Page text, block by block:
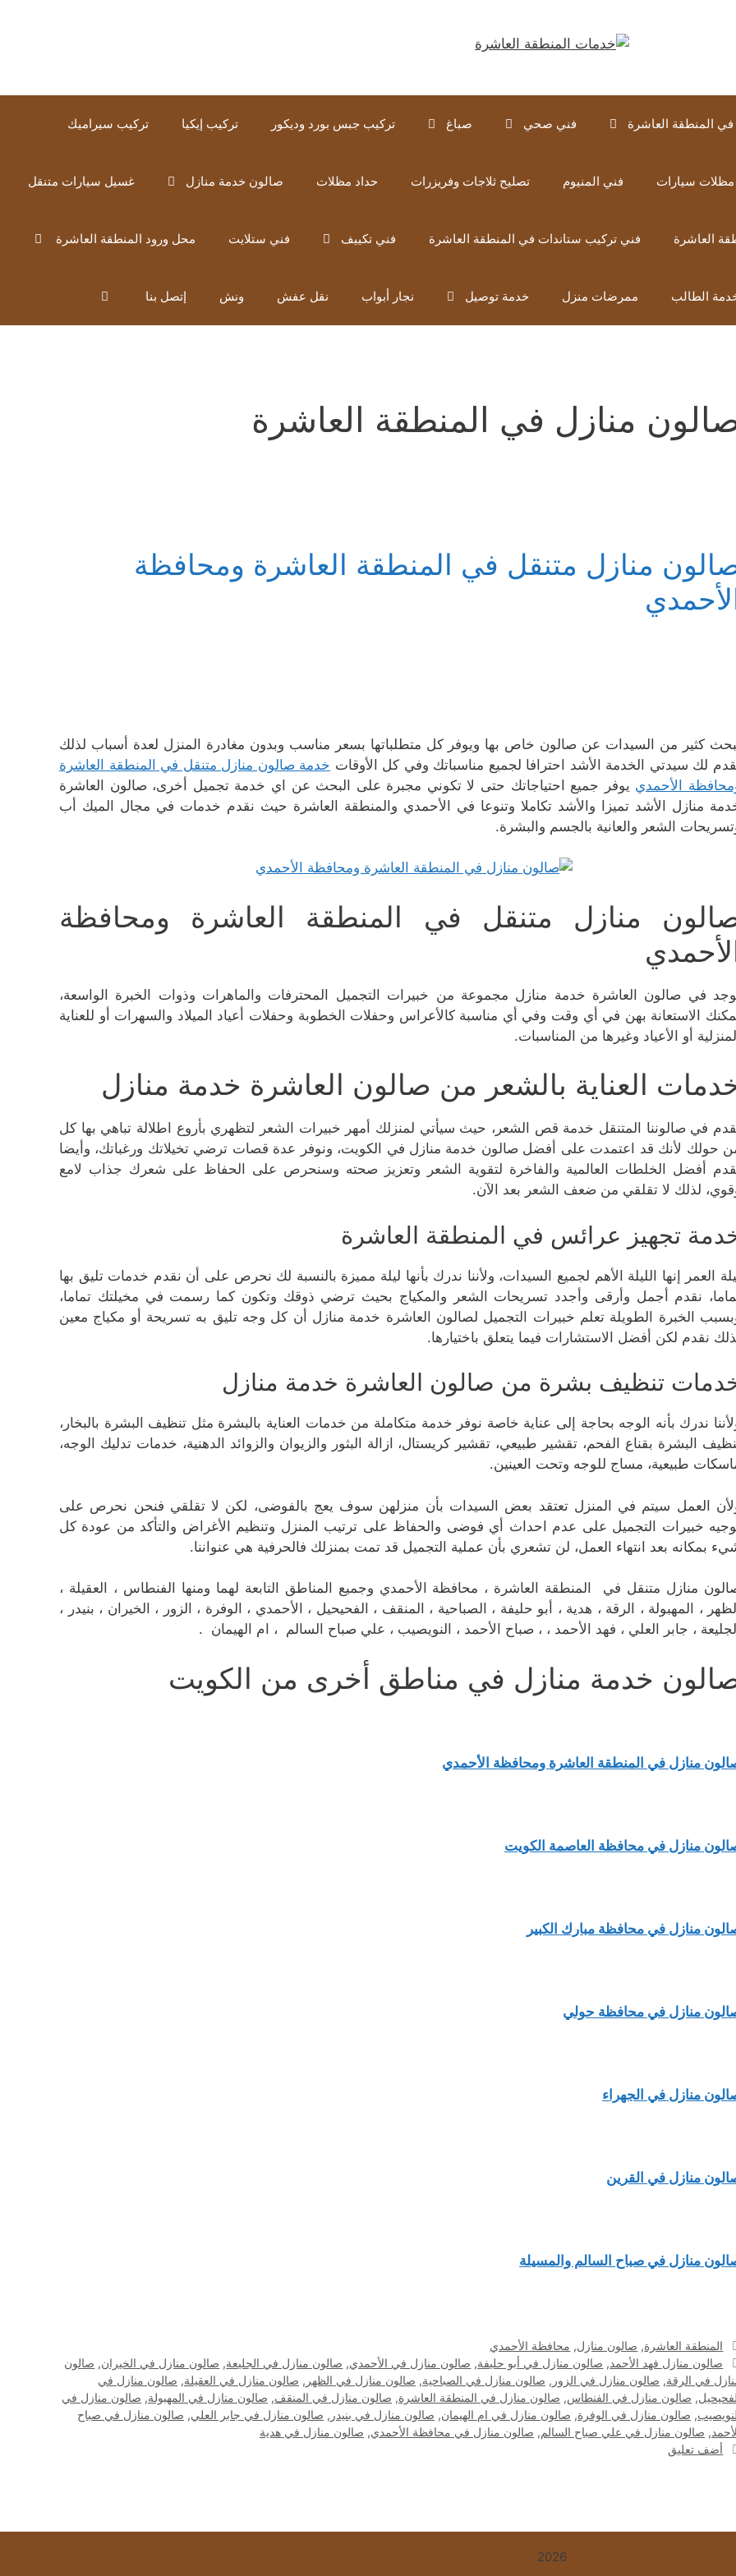
المنطقة العاشرة فني صحي صباغ تركيب جبس بورد وديكور تركيب إيكيا تركيب سيراميك
سيارات فني المنيوم تصليح ثلاجات وفريزرات حداد مظلات صالون خدمة منازل غسيل سيارات متنقل
العاشرة فني تركيب ستاندات في المنطقة العاشرة فني تكييف فني ستلايت محل ورود المنطقة العاشرة
الطالب ممرضات منزل خدمة توصيل نجار أبواب نقل عفش ونش إتصل بنا
منازل في المنطقة العاشرة
منازل متنقل في المنطقة العاشرة ومحافظة
كثير من السيدات عن صالون خاص بها ويوفر كل متطلباتها بسعر مناسب وبدون مغادرة المنزل لعدة أسباب لذلك
لك سيدتي الخدمة الأشد احترافا لجميع مناسباتك وفي كل الأوقات خدمة صالون منازل متنقل في المنطقة العاشرة
الأحمدي يوفر جميع احتياجاتك حتى لا تكوني مجبرة على البحث عن اي خدمة تجميل أخرى، صالون العاشرة
منازل الأشد تميزا والأشد تكاملا وتنوعا في الأحمدي والمنطقة العاشرة حيث نقدم خدمات في مجال الميك أب
الشعر والعانية بالجسم والبشرة.
منازل متنقل في المنطقة العاشرة ومحافظة
في صالون العاشرة خدمة منازل مجموعة من خبيرات التجميل المحترفات والماهرات وذوات الخبرة الواسعة،
الاستعانة بهن في أي وقت وفي أي مناسبة كالأعراس وحفلات الخطوبة وحفلات أعياد الميلاد والسهرات أو للعناية
أو الأعياد وغيرها من المناسبات.
العناية بالشعر من صالون العاشرة خدمة منازل
في صالوننا المتنقل خدمة قص الشعر، حيث سيأتي لمنزلك أمهر خبيرات الشعر لتظهري بأروع اطلالة تباهي بها كل
حولك لأنك قد اعتمدت على أفضل صالون خدمة منازل في الكويت، ونوفر عدة قصات ترضي تخيلاتك ورغباتك، وأيضا
أفضل الخلطات العالمية والفاخرة لتقوية الشعر وتعزيز صحته وسنحرص على الحفاظ على شعرك جذاب لامع
لذلك لا تقلقي من ضعف الشعر بعد الآن.
تجهيز عرائس في المنطقة العاشرة
العمر إنها الليلة الأهم لجميع السيدات، ولأننا ندرك بأنها ليلة مميزة بالنسبة لك نحرص على أن نقدم خدمات تليق بها
نقدم أجمل وأرقى وأجدد تسريحات الشعر والمكياج بحيث ترضي ذوقك وتكون كما رسمت في مخيلتك تماما،
الخبرة الطويلة تعلم خبيرات التجميل لصالون العاشرة خدمة منازل أن كل وجه تليق به تسريحة أو مكياج معين
نقدم لكن أفضل الاستشارات فيما يتعلق باختيارها.
تنظيف بشرة من صالون العاشرة خدمة منازل
ندرك بأنه الوجه بحاجة إلى عناية خاصة نوفر خدمة متكاملة من خدمات العناية بالبشرة مثل تنظيف البشرة بالبخار،
البشرة بقناع الفحم، تقشير طبيعي، تقشير كريستال، ازالة البثور والزيوان والزوائد الدهنية، خدمات تدليك الوجه،
طبيعية، مساج للوجه وتحت العينين.
العمل سيتم في المنزل تعتقد بعض السيدات بأن منزلهن سوف يعج بالفوضى، لكن لا تقلقي فنحن نحرص على
خبيرات التجميل على عدم احداث أي فوضى والحفاظ على ترتيب المنزل وتنظيم الأغراض والتأكد من عودة كل
بمكانه بعد انتهاء العمل، لن تشعري بأن عملية التجميل قد تمت بمنزلك فالحرفية هي عنواننا.
منازل متنقل في المنطقة العاشرة ، محافظة الأحمدي وجميع المناطق التابعة لهما ومنها الفنطاس ، العقيلة ،
الظهر ، المهبولة ، الرقة ، هدية ، أبو حليفة ، الصباحية ، المنقف ، الفحيحيل ، الأحمدي ، الوفرة ، الزور ، الخيران ، بنيدر ،
الجليعة ، جابر العلي ، فهد الأحمد ، ، صباح الأحمد ، النويصيب ، علي صباح السالم ، ام الهيمان .
خدمة منازل في مناطق أخرى من الكويت
منازل في المنطقة العاشرة ومحافظة الأحمدي
منازل في محافظة العاصمة الكويت
منازل في محافظة مبارك الكبير
منازل في محافظة حولي
منازل في الجهراء
منازل في القرين
منازل في صباح السالم والمسيلة
التصنيفات
المنطقة العاشرة, صالون منازل, محافظة الأحمدي
الوسوم
صالون منازل فهد الأحمد, صالون منازل في أبو حليفة, صالون منازل في الأحمدي, صالون منازل في الجليعة, صالون منازل في الخيران, صالون
في الرقة, صالون منازل في الزور , صالون منازل في الصباحية, صالون منازل في الظهر , صالون منازل في العقيلة, صالون منازل في
, صالون منازل في الفنطاس, صالون منازل في المنطقة العاشرة, صالون منازل في المنقف, صالون منازل في المهبولة, صالون منازل في
, صالون منازل في الوفرة, صالون منازل في ام الهيمان, صالون منازل في بنيدر , صالون منازل في جابر العلي, صالون منازل في صباح
, صالون منازل في علي صباح السالم, صالون منازل في محافظة الأحمدي, صالون منازل في هدية
أضف تعليق
2026